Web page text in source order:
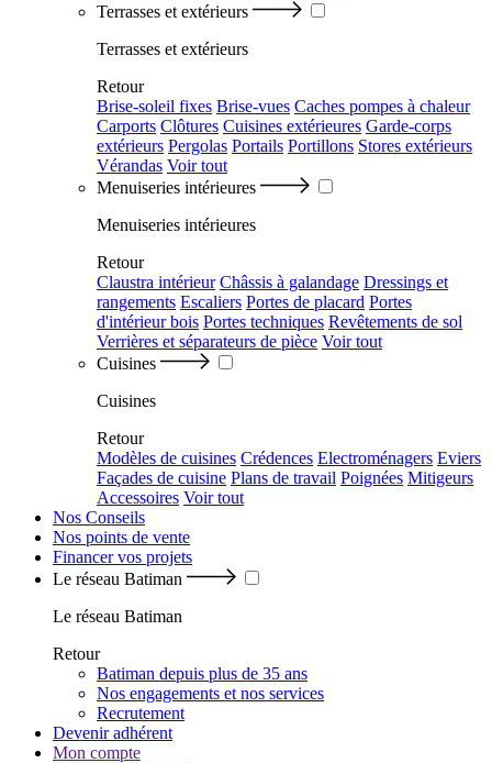
Terrasses et extérieurs
Terrasses et extérieurs
Retour
Brise-soleil fixes Brise-vues Caches pompes à chaleur
Carports Clôtures Cuisines extérieures Garde-corps
extérieurs Pergolas Portails Portillons Stores extérieurs
Vérandas Voir tout
Menuiseries intérieures
Menuiseries intérieures
Retour
Claustra intérieur Châssis à galandage Dressings et
rangements Escaliers Portes de placard Portes
d'intérieur bois Portes techniques Revêtements de sol
Verrières et séparateurs de pièce Voir tout
Cuisines
Cuisines
Retour
Modèles de cuisines Crédences Electroménagers Eviers
Façades de cuisine Plans de travail Poignées Mitigeurs
Accessoires Voir tout
Nos Conseils
Nos points de vente
Financer vos projets
Le réseau Batiman
Le réseau Batiman
Retour
Batiman depuis plus de 35 ans
Nos engagements et nos services
Recrutement
Devenir adhérent
Mon compte